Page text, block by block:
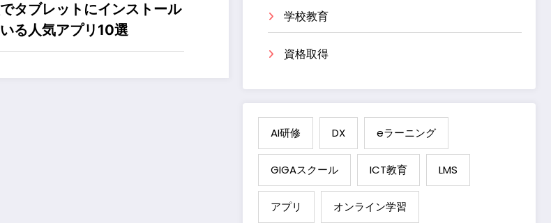
タブレットにインストール
る人気アプリ10選
学校教育
資格取得
AI研修 DX eラーニング
GIGAスクール ICT教育 LMS
アプリ オンライン学習